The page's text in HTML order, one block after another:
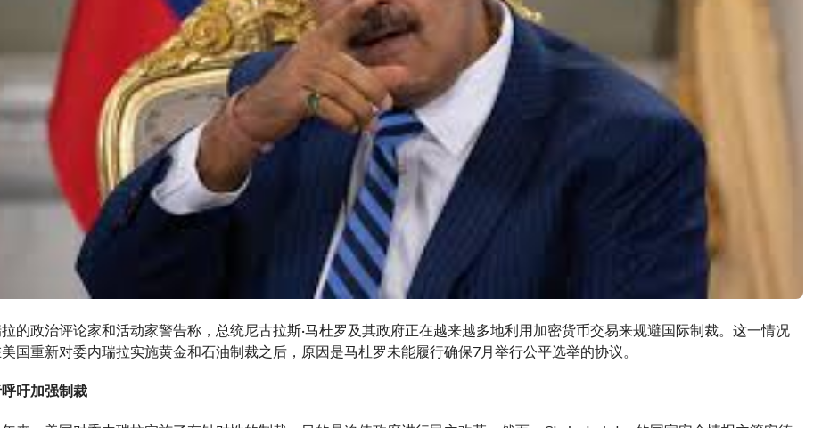
的政治评论家和活动家警告称，总统尼古拉斯·马杜罗及其政府正在越来越多地利用加密货币交易来规避国际制裁。这一情况
国重新对委内瑞拉实施黄金和石油制裁之后，原因是马杜罗未能履行确保7月举行公平选举的协议。
吁加强制裁